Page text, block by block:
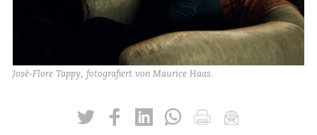
José-Flore Tappy, fotografiert von Maurice Haas.
twittern liken teilen teilen drucken